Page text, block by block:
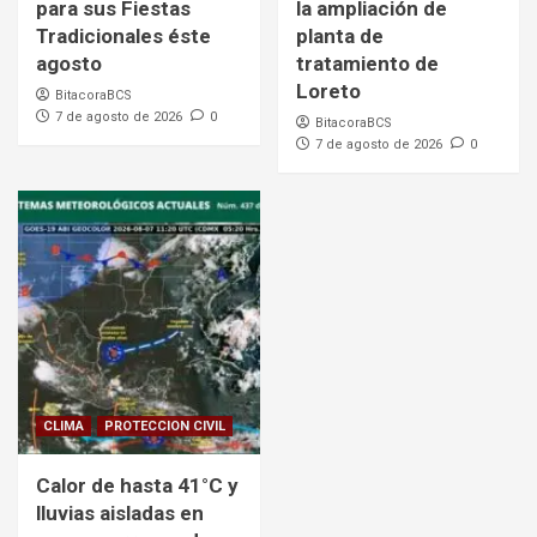
para sus Fiestas
Tradicionales éste
agosto
BitacoraBCS
7 de agosto de 2026
0
la ampliación de
planta de
tratamiento de
Loreto
BitacoraBCS
7 de agosto de 2026
0
CLIMA PROTECCION CIVIL
Calor de hasta 41°C y
lluvias aisladas en